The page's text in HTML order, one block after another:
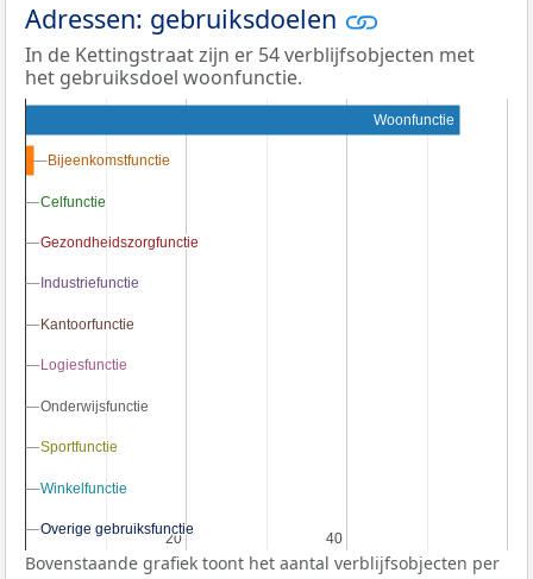
Adressen: gebruiksdoelen
In de Kettingstraat zijn er 54 verblijfsobjecten met
het gebruiksdoel woonfunctie.
20
20 40
40
Woonfunctie
Bijeenkomstfunctie
Bijeenkomstfunctie
Celfunctie
Celfunctie
Gezondheidszorgfunctie
Gezondheidszorgfunctie
Industriefunctie
Industriefunctie
Kantoorfunctie
Kantoorfunctie
Logiesfunctie
Logiesfunctie
Onderwijsfunctie
Onderwijsfunctie
Sportfunctie
Sportfunctie
Winkelfunctie
Winkelfunctie
Overige gebruiksfunctie
Overige gebruiksfunctie
Bovenstaande grafiek toont het aantal verblijfsobjecten per